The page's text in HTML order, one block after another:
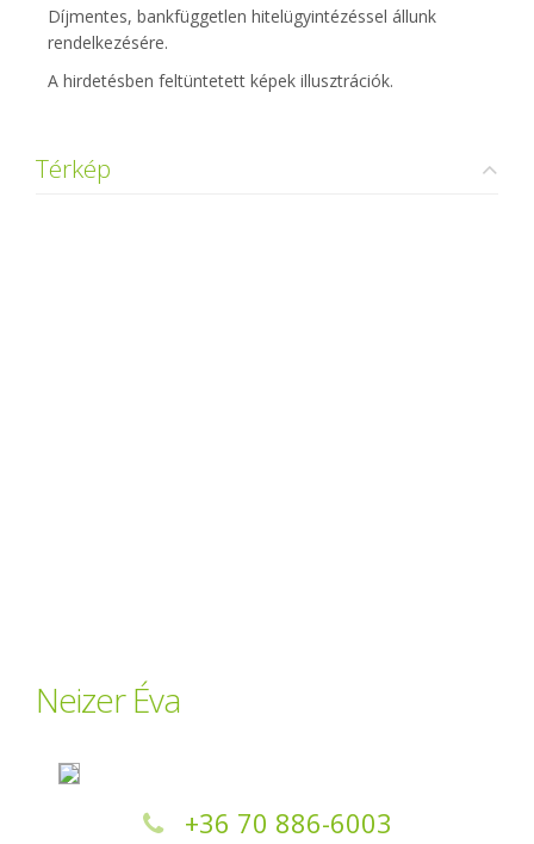
Díjmentes, bankfüggetlen hitelügyintézéssel állunk
rendelkezésére.
A hirdetésben feltüntetett képek illusztrációk.
Térkép
Neizer Éva
+36 70 886-6003